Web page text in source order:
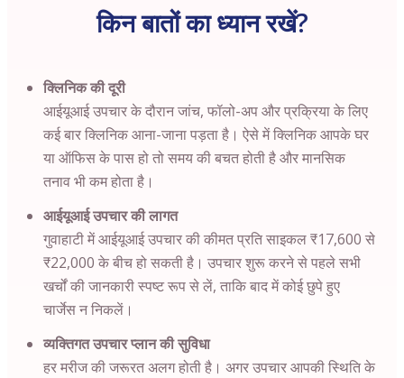
किन बातों का ध्यान रखें?
क्लिनिक की दूरी
आईयूआई उपचार के दौरान जांच, फॉलो-अप और प्रक्रिया के लिए
कई बार क्लिनिक आना-जाना पड़ता है। ऐसे में क्लिनिक आपके घर
या ऑफिस के पास हो तो समय की बचत होती है और मानसिक
तनाव भी कम होता है।
आईयूआई उपचार की लागत
गुवाहाटी में आईयूआई उपचार की कीमत प्रति साइकल ₹17,600 से
₹22,000 के बीच हो सकती है। उपचार शुरू करने से पहले सभी
खर्चों की जानकारी स्पष्ट रूप से लें, ताकि बाद में कोई छुपे हुए
चार्जेस न निकलें।
व्यक्तिगत उपचार प्लान की सुविधा
हर मरीज की जरूरत अलग होती है। अगर उपचार आपकी स्थिति के